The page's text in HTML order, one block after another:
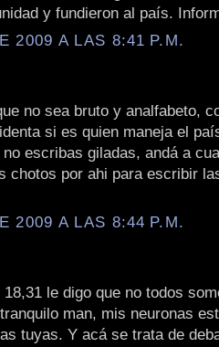
y fundieron al país.
2009 A LAS 8:41 P.M.
no sea bruto y analfabeto,
si es quien maneja el
escribas giladas, andá a
chotos por ahi para escribir
2009 A LAS 8:44 P.M.
le digo que no todos
man, mis neuronas
tuyas. Y acá se trata de